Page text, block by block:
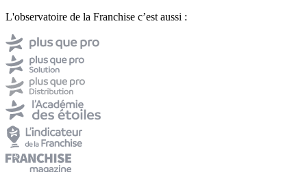
L'observatoire de la Franchise c’est aussi :